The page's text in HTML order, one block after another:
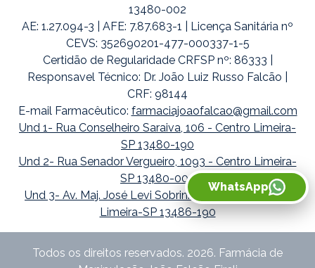
13480-002
AE: 1.27.094-3 | AFE: 7.87.683-1 | Licença Sanitária nº
CEVS: 352690201-477-000337-1-5
Certidão de Regularidade CRFSP nº: 86333 |
Responsavel Técnico: Dr. João Luiz Russo Falcão |
CRF: 98144
E-mail Farmacêutico: farmaciajoaofalcao@gmail.com
Und 1- Rua Conselheiro Saraiva, 106 - Centro Limeira-
SP 13480-190
Und 2- Rua Senador Vergueiro, 1093 - Centro Limeira-
SP 13480-002
Und 3- Av. Maj. José Levi Sobrinho, 1738 - Boa Vista
Limeira-SP 13486-190
Todos os direitos reservados. 2026. Farmácia de
WhatsApp